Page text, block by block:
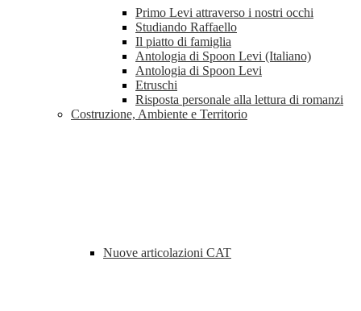
Primo Levi attraverso i nostri occhi
Studiando Raffaello
Il piatto di famiglia
Antologia di Spoon Levi (Italiano)
Antologia di Spoon Levi
Etruschi
Risposta personale alla lettura di romanzi
Costruzione, Ambiente e Territorio
Nuove articolazioni CAT